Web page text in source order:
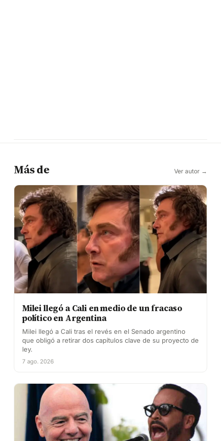
Más de Ver autor →
Milei llegó a Cali en medio de un fracaso
político en Argentina
Milei llegó a Cali tras el revés en el Senado argentino
que obligó a retirar dos capítulos clave de su proyecto de
ley.
7 ago. 2026